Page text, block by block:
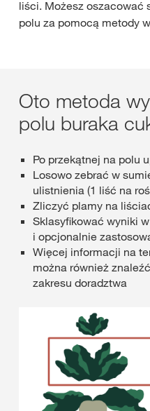
liści. Możesz oszacować
polu za pomocą metody
Oto metoda
polu buraka
Po przekątnej na polu
Losowo zebrać w
ulistnienia (1 liść na
Zliczyć plamy na
Sklasyfikować wyniki
i opcjonalnie
Więcej informacji na
można również
zakresu doradztwa